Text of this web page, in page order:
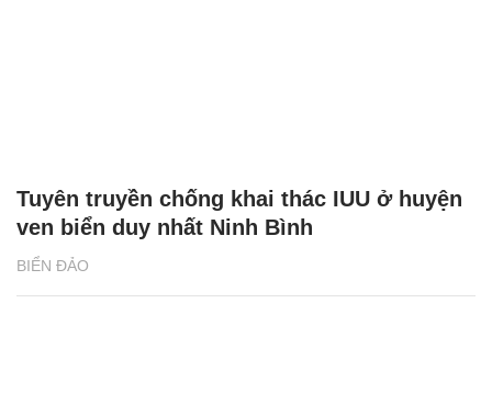
BIỂN ĐẢO
Tuyên truyền chống khai thác IUU ở huyện
ven biển duy nhất Ninh Bình